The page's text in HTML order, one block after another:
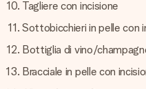
Tagliere con incisione
Sottobicchieri in pelle con
Bottiglia di vino/
Bracciale in pelle con